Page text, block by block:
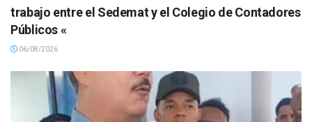
trabajo entre el Sedemat y el Colegio de Contadores
Públicos «
06/08/2026